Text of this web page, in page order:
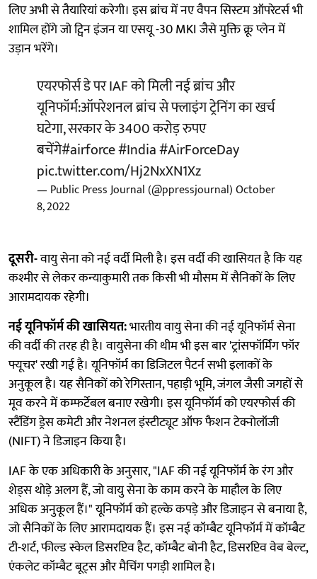
लिए अभी से तैयारियां करेगी। इस ब्रांच में नए वैपन सिस्टम ऑपरेटर्स भी
शामिल होंगे जो ट्विन इंजन या एसयू -30 MKI जैसे मुक्ति क्रू प्लेन में
उड़ान भरेंगे।
एयरफोर्स डे पर IAF को मिली नई ब्रांच और
यूनिफॉर्म:ऑपरेशनल ब्रांच से फ्लाइंग ट्रेनिंग का खर्च
घटेगा, सरकार के 3400 करोड़ रुपए
बचेंगे#airforce#India#AirForceDay
pic.twitter.com/Hj2NxXN1Xz
— Public Press Journal (@ppressjournal)October
8, 2022
दूसरी-वायु सेना को नई वर्दी मिली है। इस वर्दी की खासियत है कि यह
कश्मीर से लेकर कन्याकुमारी तक किसी भी मौसम में सैनिकों के लिए
आरामदायक रहेगी।
नई यूनिफॉर्म की खासियत:भारतीय वायु सेना की नई यूनिफॉर्म सेना
की वर्दी की तरह ही है। वायुसेना की थीम भी इस बार 'ट्रांसफॉर्मिंग फॉर
फ्यूचर' रखी गई है। यूनिफॉर्म का डिजिटल पैटर्न सभी इलाकों के
अनुकूल है। यह सैनिकों को रेगिस्तान, पहाड़ी भूमि, जंगल जैसी जगहों से
मूव करने में कम्फर्टेबल बनाए रखेगी। इस यूनिफॉर्म को एयरफोर्स की
स्टैंडिंग ड्रेस कमेटी और नेशनल इंस्टीट्यूट ऑफ फैशन टेक्नोलॉजी
(NIFT) ने डिजाइन किया है।
IAF के एक अधिकारी के अनुसार, "IAF की नई यूनिफॉर्म के रंग और
शेड्स थोड़े अलग हैं, जो वायु सेना के काम करने के माहौल के लिए
अधिक अनुकूल हैं।" यूनिफॉर्म को हल्के कपड़े और डिजाइन से बनाया है,
जो सैनिकों के लिए आरामदायक हैं। इस नई कॉम्बैट यूनिफॉर्म में कॉम्बैट
टी-शर्ट, फील्ड स्केल डिसरप्टिव हैट, कॉम्बैट बोनी हैट, डिसरप्टिव वेब बेल्ट,
एंकलेट कॉम्बैट बूट्स और मैचिंग पगड़ी शामिल है।